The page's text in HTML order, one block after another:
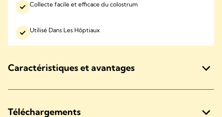
Collecte facile et efficace du colostrum
Utilisé Dans Les Hôptiaux
Caractéristiques et avantages
Téléchargements